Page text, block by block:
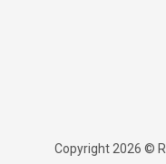
Copyright 2026 ©